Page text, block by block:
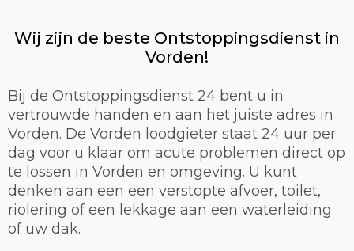
Wij zijn de beste Ontstoppingsdienst in
Vorden!
Bij de Ontstoppingsdienst 24 bent u in
vertrouwde handen en aan het juiste adres in
Vorden. De Vorden loodgieter staat 24 uur per
dag voor u klaar om acute problemen direct op
te lossen in Vorden en omgeving. U kunt
denken aan een een verstopte afvoer, toilet,
riolering of een lekkage aan een waterleiding
of uw dak.